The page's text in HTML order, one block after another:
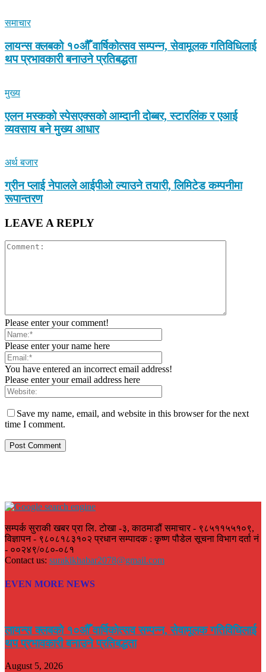
समाचार
लायन्स क्लबको १०औँ वार्षिकोत्सव सम्पन्न, सेवामूलक गतिविधिलाई
थप प्रभावकारी बनाउने प्रतिबद्धता
मुख्य
एलन मस्कको स्पेसएक्सको आम्दानी दोब्बर, स्टारलिंक र एआई
व्यवसाय बने मुख्य आधार
अर्थ बजार
ग्रीन प्लाई नेपालले आईपीओ ल्याउने तयारी, लिमिटेड कम्पनीमा
रूपान्तरण
LEAVE A REPLY
Please enter your comment!
Please enter your name here
You have entered an incorrect email address!
Please enter your email address here
Save my name, email, and website in this browser for the next
time I comment.
सम्पर्क सुराकी खबर प्रा लि. टोखा -३, काठमाडौं समाचार - ९८५११५५१०९,
विज्ञापन - ९८०८१८३१०२ प्रधान सम्पादक : कृष्ण पौडेल सूचना विभाग दर्ता नं
- ००२४९/०८०-०८१
Contact us: surakikhabar2078@gmail.com
EVEN MORE NEWS
लायन्स क्लबको १०औँ वार्षिकोत्सव सम्पन्न, सेवामूलक गतिविधिलाई
थप प्रभावकारी बनाउने प्रतिबद्धता
August 5, 2026